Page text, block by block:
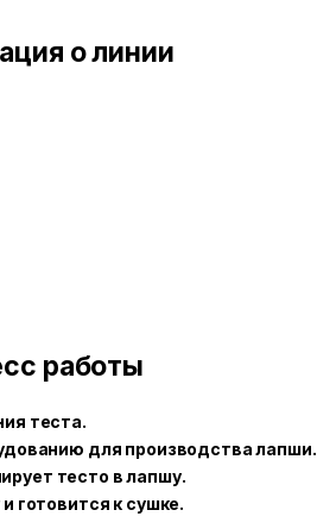
о линии
работы
теста.
для производства лапши.
тесто в лапшу.
готовится к сушке.